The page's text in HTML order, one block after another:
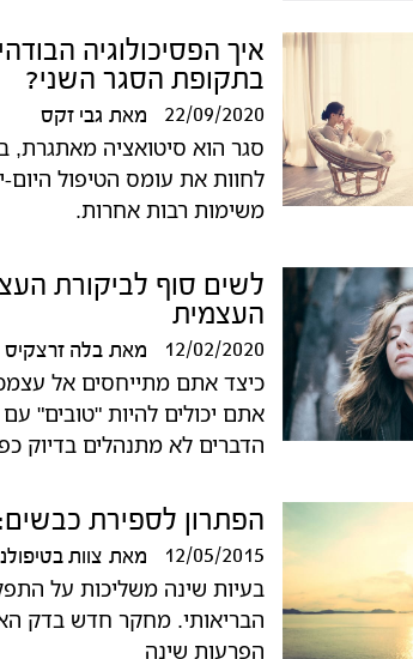
איך הפסיכולוגיה
בתקופת הסגר השני?
22/09/2020 מאת גבי זקס
סגר הוא סיטואציה מאתגרת,
לחוות את עומס הטיפול
משימות רבות אחרות.
לשים סוף לביקורת
העצמית
12/02/2020 מאת בלה זרצקיס
כיצד אתם מתייחסים אל
אתם יכולים להיות "טובים"
הדברים לא מתנהלים בדיוק
הפתרון לספירת
12/05/2015 מאת צוות
בעיות שינה משליכות על
הבריאותי. מחקר חדש בדק
הפרעות שינה